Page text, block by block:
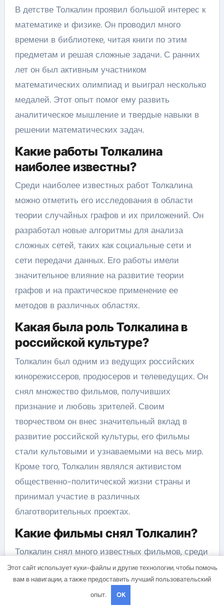
В детстве Толкалин проявил большой интерес к
математике и физике. Он проводил много
времени в библиотеке, читая книги по этим
предметам и решая сложные задачи. С ранних
лет он был активным участником
математических олимпиад и выиграл несколько
медалей. Этот опыт помог ему развить
аналитическое мышление и твердые навыки в
решении математических задач.
Какие работы Толкалина
наиболее известны?
Среди наиболее известных работ Толкалина
можно отметить его исследования в области
теории случайных графов и их приложений. Он
разработал новые алгоритмы для анализа
сложных сетей, таких как социальные сети и
сети передачи данных. Его работы имели
значительное влияние на развитие теории
графов и на практическое применение ее
методов в различных областях.
Какая была роль Толкалина в
российской культуре?
Толкалин был одним из ведущих российских
кинорежиссеров, продюсеров и телеведущих. Он
снял множество фильмов, получивших
признание и любовь зрителей. Своим
творчеством он внес значительный вклад в
развитие российской культуры, его фильмы
стали культовыми и узнаваемыми на весь мир.
Кроме того, Толкалин являлся активистом
общественно-политической жизни страны и
принимал участие в различных
благотворительных проектах.
Какие фильмы снял Толкалин?
Толкалин снял много известных фильмов, среди
которых «Жмурки», «Ночной дозор», «Распутин»,
«Выборы», «Ненавижу вашу мать». В этих
фильмах он выступал не только в роли
Этот сайт использует куки-файлы и другие технологии, чтобы помочь
вам в навигации, а также предоставить лучший пользовательский
опыт.
OK